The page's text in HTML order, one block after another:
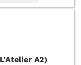
L'Atelier A2)